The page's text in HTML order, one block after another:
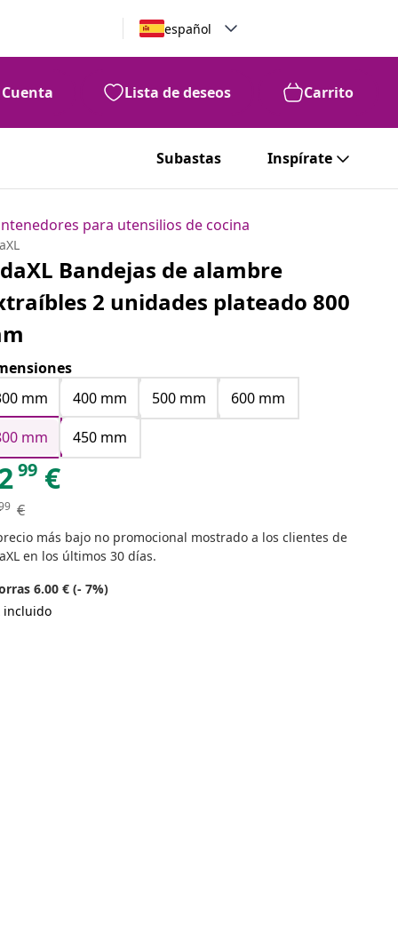
español
Cuenta Lista de deseos Carrito
Subastas Inspírate
para utensilios de cocina
Bandejas de alambre
2 unidades plateado 800
mm
400 mm 500 mm
600 mm
mm
450 mm
99 €
€
más bajo no promocional mostrado a los clientes de
en los últimos 30 días.
6.00 € (- 7%)
incluido